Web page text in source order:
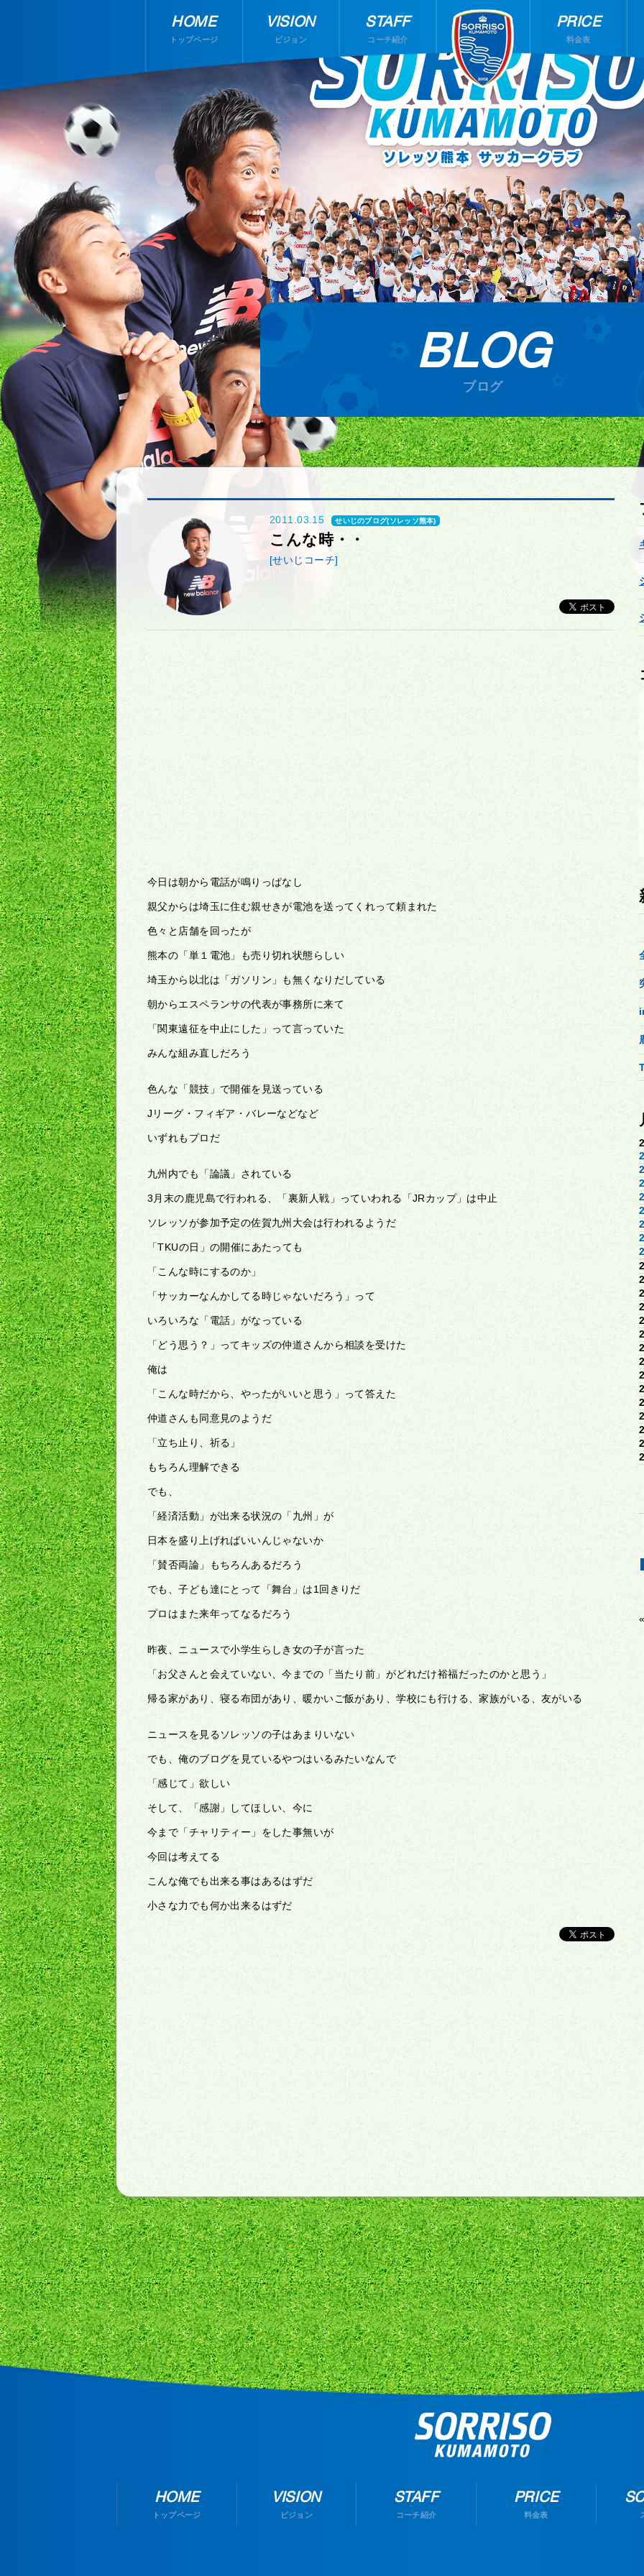
HOME
トップページ
VISION
ビジョン
STAFF
コーチ紹介
PRICE
料金表
BLOG
ブログ
2011.03.15 せいじのブログ(ソレッソ熊本)
こんな時・・
[せいじコーチ]
今日は朝から電話が鳴りっぱなし
親父からは埼玉に住む親せきが電池を送ってくれって頼まれた
色々と店舗を回ったが
熊本の「単１電池」も売り切れ状態らしい
埼玉から以北は「ガソリン」も無くなりだしている
朝からエスペランサの代表が事務所に来て
「関東遠征を中止にした」って言っていた
みんな組み直しだろう
色んな「競技」で開催を見送っている
Jリーグ・フィギア・バレーなどなど
いずれもプロだ
九州内でも「論議」されている
3月末の鹿児島で行われる、「裏新人戦」っていわれる「JRカップ」は中止
ソレッソが参加予定の佐賀九州大会は行われるようだ
「TKUの日」の開催にあたっても
「こんな時にするのか」
「サッカーなんかしてる時じゃないだろう」って
いろいろな「電話」がなっている
「どう思う？」ってキッズの仲道さんから相談を受けた
俺は
「こんな時だから、やったがいいと思う」って答えた
仲道さんも同意見のようだ
「立ち止り、祈る」
もちろん理解できる
でも、
「経済活動」が出来る状況の「九州」が
日本を盛り上げればいいんじゃないか
「賛否両論」もちろんあるだろう
でも、子ども達にとって「舞台」は1回きりだ
プロはまた来年ってなるだろう
昨夜、ニュースで小学生らしき女の子が言った
「お父さんと会えていない、今までの「当たり前」がどれだけ裕福だったのかと思う」
帰る家があり、寝る布団があり、暖かいご飯があり、学校にも行ける、家族がいる、友がいる
ニュースを見るソレッソの子はあまりいない
でも、俺のブログを見ているやつはいるみたいなんで
「感じて」欲しい
そして、「感謝」してほしい、今に
今まで「チャリティー」をした事無いが
今回は考えてる
こんな俺でも出来る事はあるはずだ
小さな力でも何か出来るはずだ
HOME
トップページ
VISION
ビジョン
STAFF
コーチ紹介
PRICE
料金表